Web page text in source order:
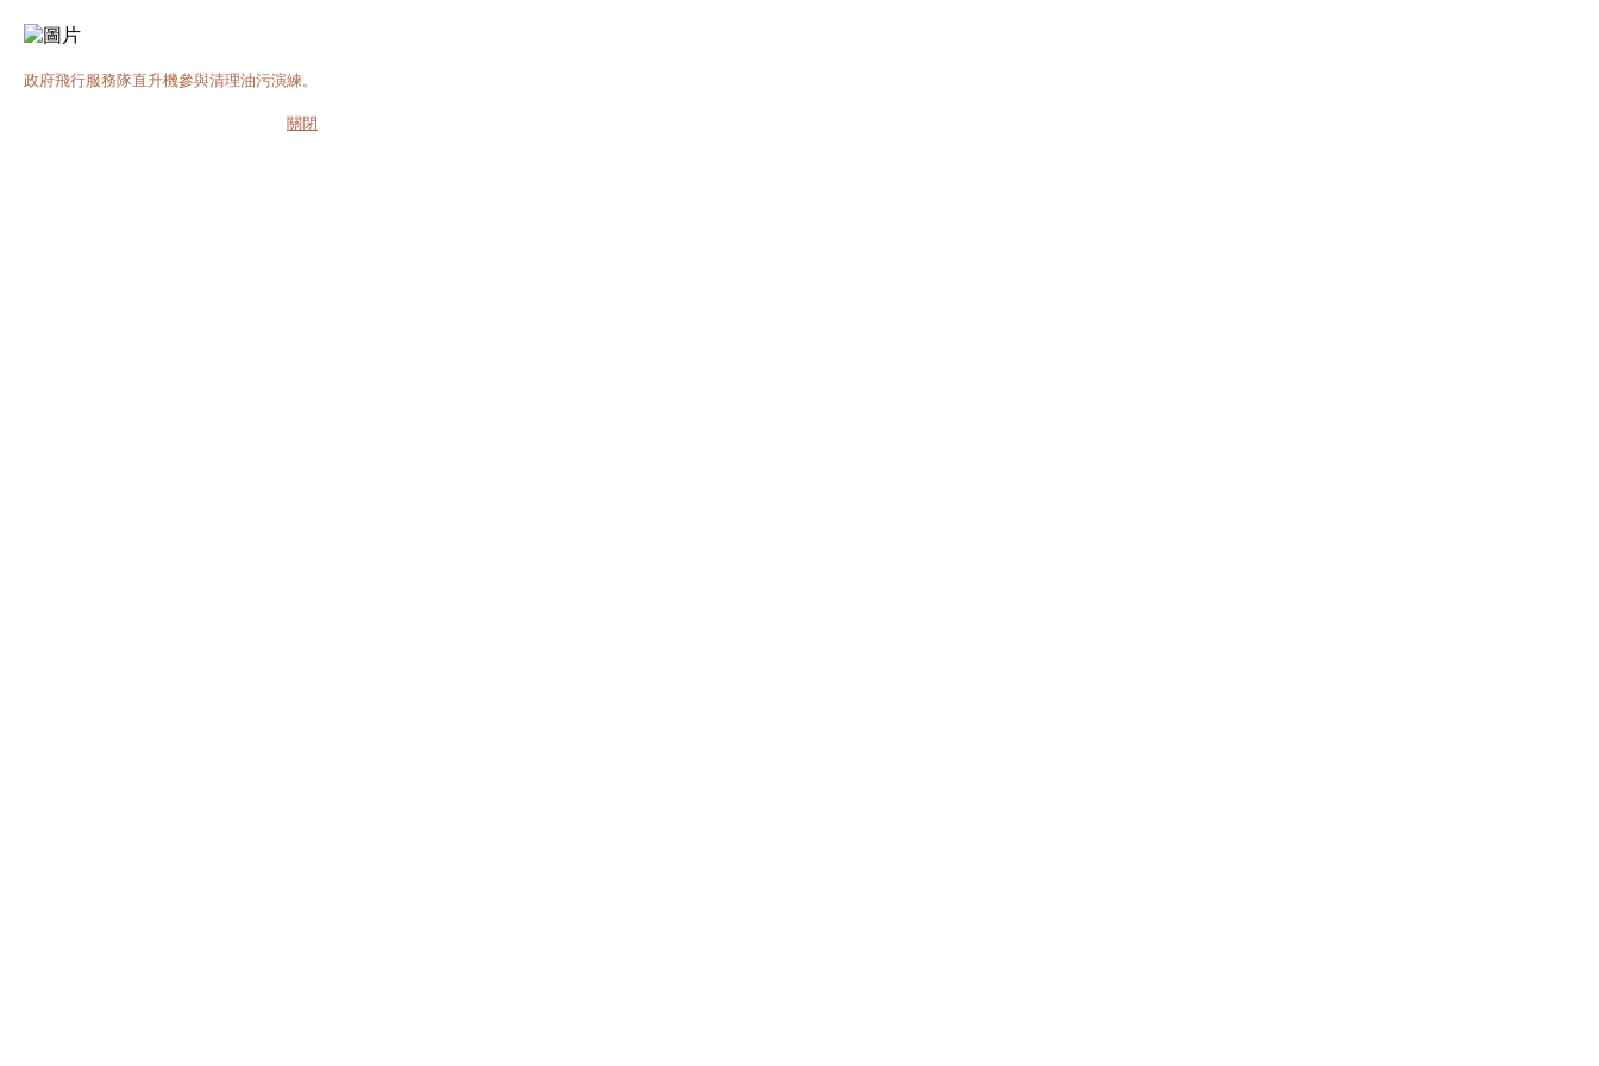
政府飛行服務隊直升機參與清理油污演練。
關閉